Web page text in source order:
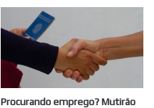
Procurando emprego? Mutirão